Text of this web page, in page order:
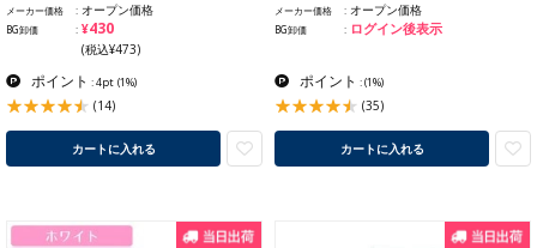
メーカー価格 オープン価格
BG卸価 ¥430
(税込¥473)
ポイント : 4pt (1%)
(14)
カートに入れる
メーカー価格 オープン価格
BG卸価 ログイン後表示
ポイント :(1%)
(35)
カートに入れる